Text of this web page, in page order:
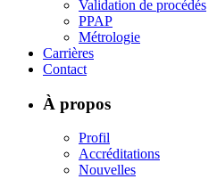
Validation de procédés
PPAP
Métrologie
Carrières
Contact
À propos
Profil
Accréditations
Nouvelles